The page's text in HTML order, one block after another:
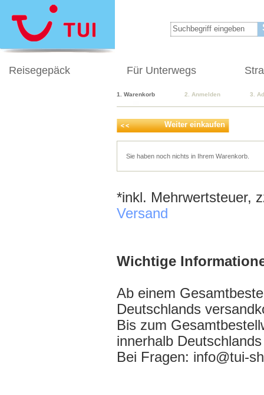
Reisegepäck Für Unterwegs
1. Warenkorb 2. Anmelden 3.
Weiter einkaufen
Sie haben noch nichts in Ihrem Warenkorb.
*inkl. Mehrwertsteuer,
Versand
Wichtige
Ab einem
Deutschlands
Bis zum
innerhalb
Bei Fragen: info@tui-